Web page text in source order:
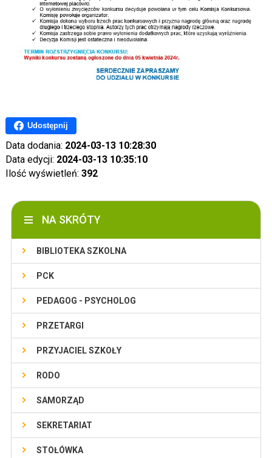
Udostępnij
Data dodania: 2024-03-13 10:28:30
Data edycji: 2024-03-13 10:35:10
Ilość wyświetleń: 392
NA SKRÓTY
BIBLIOTEKA SZKOLNA
PCK
PEDAGOG - PSYCHOLOG
PRZETARGI
PRZYJACIEL SZKOŁY
RODO
SAMORZĄD
SEKRETARIAT
STOŁÓWKA